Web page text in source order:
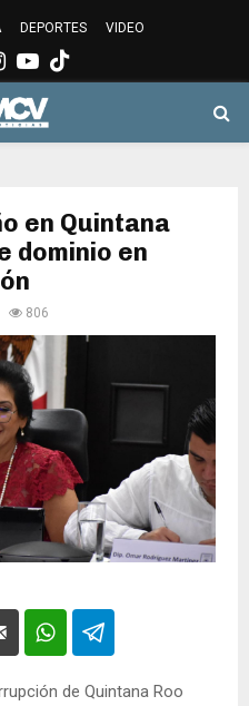
DEPORTES VIDEO
Instagram
Youtube
en Quintana
dominio en
806
de Quintana Roo